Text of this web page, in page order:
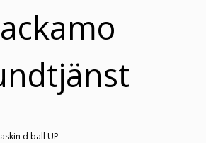
d ball UP